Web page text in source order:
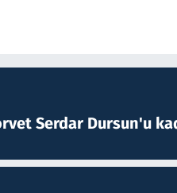
Serdar Dursun'u